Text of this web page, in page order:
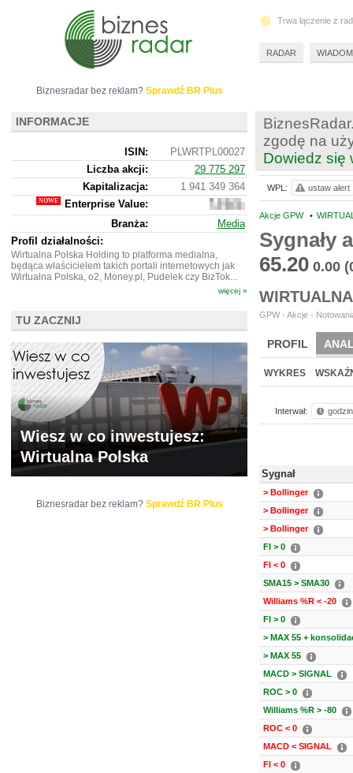
zgodę na
Dowiedz się
Akcje GPW •
Sygnały
65.20 0.00
GPW - Akcje -
PROFIL
WYCENA BR
WYKRES
Interwał:
Sygnał
> Bollinger
> Bollinger
> Bollinger
FI > 0
FI < 0
SMA15 > SMA30
Williams %R < -20
FI > 0
> MAX 55 +
> MAX 55
MACD > SIGNAL
ROC > 0
Williams %R > -80
ROC < 0
MACD < SIGNAL
FI < 0
WPL: ustaw alert
Biznesradar bez reklam? Sprawdź BR Plus
INFORMACJE
ISIN:
PLWRTPL00027
Liczba akcji:
29 775 297
Kapitalizacja:
1 941 349 364
Enterprise Value:
3
367
735
Branża:
Media
Profil działalności:
Wirtualna Polska Holding to platforma medialna,
będąca właścicielem takich portali internetowych jak
Wirtualna Polska, o2, Money.pl, Pudelek czy BizTok...
więcej »
TU ZACZNIJ
Wiesz w co inwestujesz:
Wirtualna Polska
Biznesradar bez reklam? Sprawdź BR Plus
Trwa łączenie z
RADAR